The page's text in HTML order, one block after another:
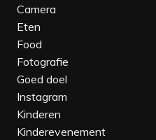
Camera
Eten
Food
Fotografie
Goed doel
Instagram
Kinderen
Kinderevenement‎